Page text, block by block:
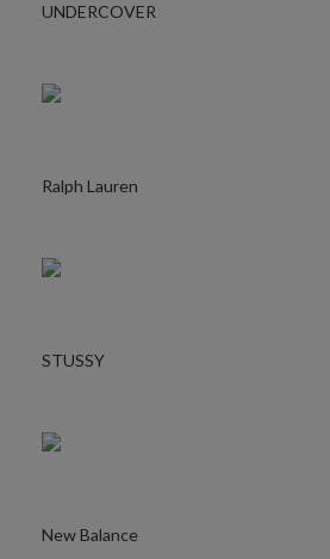
UNDERCOVER
Ralph Lauren
STUSSY
New Balance